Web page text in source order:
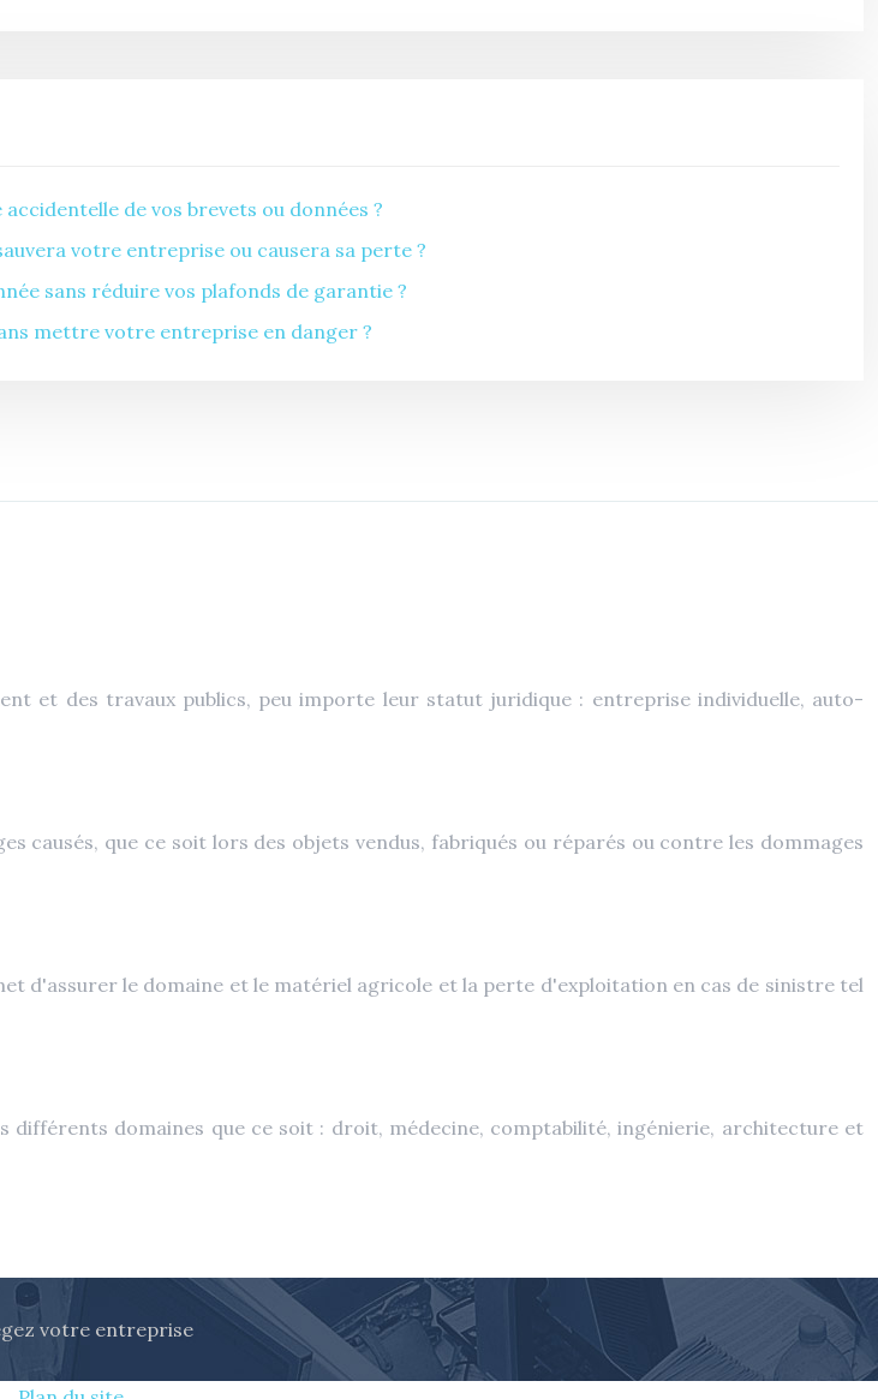
de vos brevets ou données ?
votre entreprise ou causera sa perte ?
sans réduire vos plafonds de garantie ?
mettre votre entreprise en danger ?
et des travaux publics, peu importe leur statut juridique : entreprise individuelle, auto-
que ce soit lors des objets vendus, fabriqués ou réparés ou contre les dommages
d'assurer le domaine et le matériel agricole et la perte d'exploitation en cas de sinistre tel
différents domaines que ce soit : droit, médecine, comptabilité, ingénierie, architecture et
votre entreprise